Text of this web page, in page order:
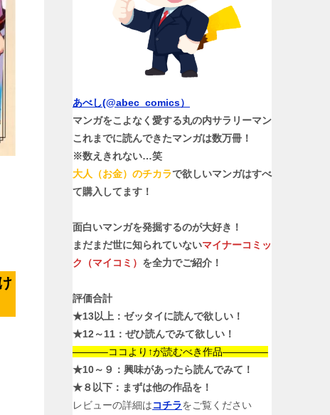
あべし(@abec_comics）
マンガをこよなく愛する丸の内サラリーマン
これまでに読んできたマンガは数万冊！
※数えきれない…笑
大人（お金）のチカラで欲しいマンガはすべ
て購入してます！
面白いマンガを発掘するのが大好き！
まだまだ世に知られていないマイナーコミッ
ク（マイコミ） を全力でご紹介！
評価合計
★13以上：ゼッタイに読んで欲しい！
★12～11：ぜひ読んでみて欲しい！
———–ココより↑が読むべき作品————–
★10～９：興味があったら読んでみて！
★８以下： まずは他の作品を！
レビューの詳細はコチラをご覧ください